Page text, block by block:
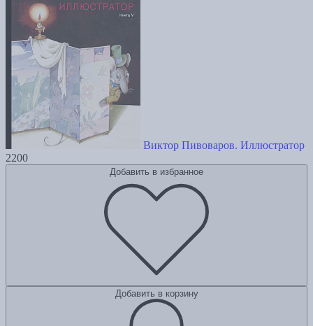
Виктор Пивоваров. Иллюстратор
2200
Добавить в избранное
Добавить в корзину